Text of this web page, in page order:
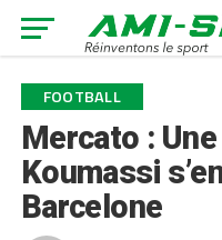
FOOTBALL
Mercato :
Koumassi
Barcelone